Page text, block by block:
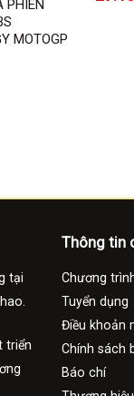
PHIÊN
MOTOGP
tại
triển
Thông tin
Chương
Tuyển dụng
Điều khoản
Chính sách
Báo chí